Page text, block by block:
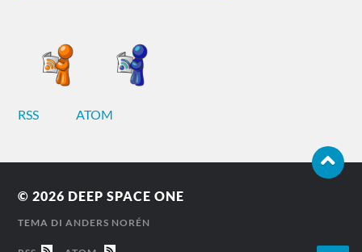
RSS ATOM
© 2026 DEEP SPACE ONE
TEMA DIANDERS NORÉN